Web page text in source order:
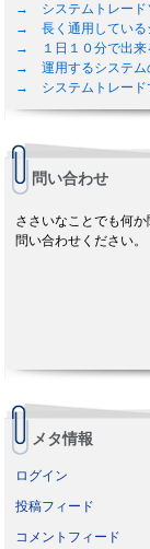
→ システムトレード
→ 長く通用している
→ １日１０分で出来
→ 運用するシステム
→ システムトレード
問い合わせ
ささいなことでも何
問い合わせください。
メタ情報
ログイン
投稿フィード
コメントフィード